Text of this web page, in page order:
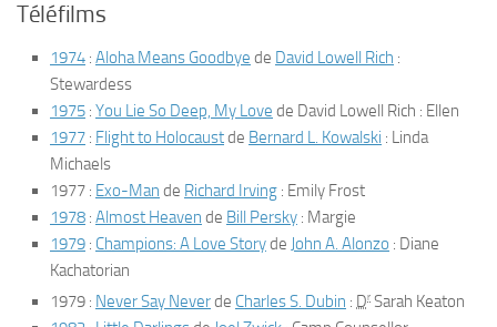
Téléfilms
1974 : Aloha Means Goodbye de David Lowell Rich :
Stewardess
1975 : You Lie So Deep, My Love de David Lowell Rich : Ellen
1977 : Flight to Holocaustde Bernard L. Kowalski : Linda
Michaels
1977 : Exo-Man de Richard Irving : Emily Frost
1978 : Almost Heaven de Bill Persky : Margie
1979 : Champions: A Love Storyde John A. Alonzo : Diane
Kachatorian
1979 : Never Say Neverde Charles S. Dubin : Dr Sarah Keaton